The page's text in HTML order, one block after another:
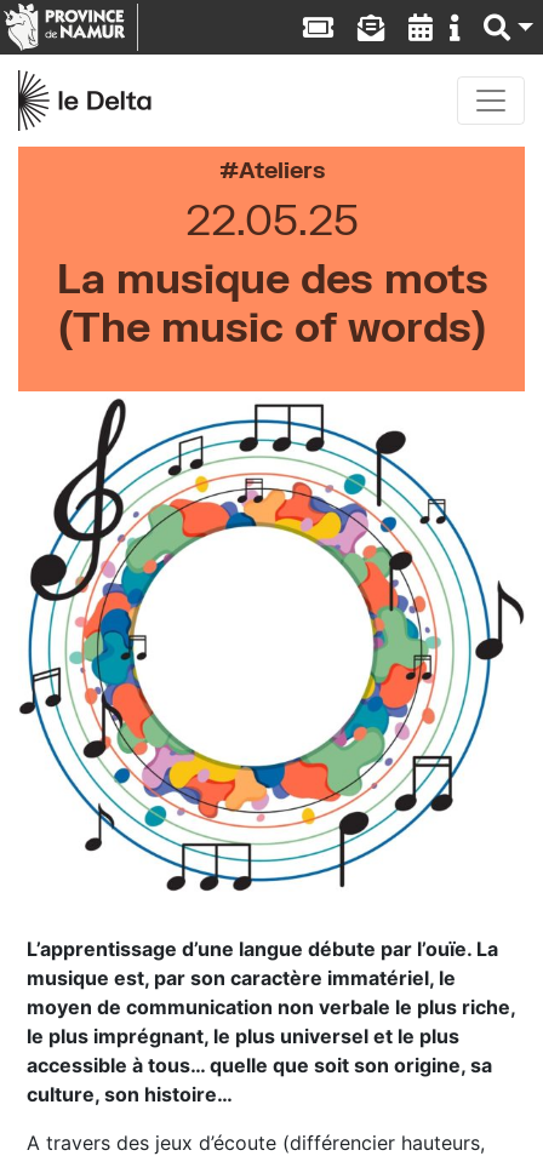
Ateliers
22.05.25
La musique des mots
(The music of words)
L’apprentissage d’une langue débute par l’ouïe. La
musique est, par son caractère immatériel, le
moyen de communication non verbale le plus riche,
le plus imprégnant, le plus universel et le plus
accessible à tous… quelle que soit son origine, sa
culture, son histoire…
A travers des jeux d’écoute (différencier hauteurs,